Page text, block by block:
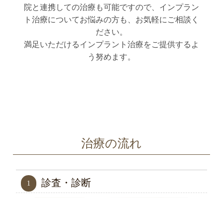
院と連携しての治療も可能ですので、インプラン
ト治療についてお悩みの方も、お気軽にご相談く
ださい。
満足いただけるインプラント治療をご提供するよ
う努めます。
治療の流れ
1 診査・診断